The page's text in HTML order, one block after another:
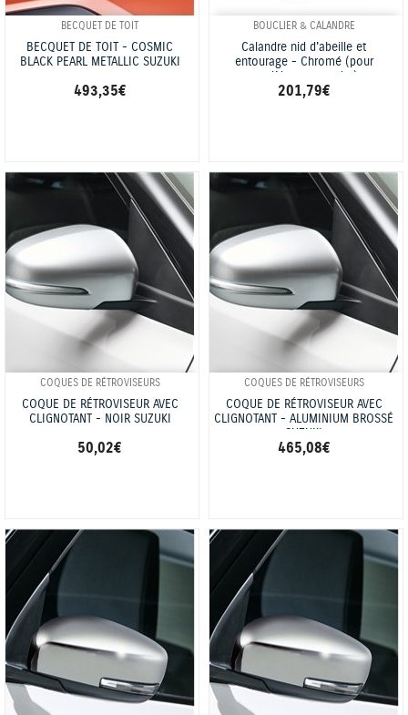
BECQUET DE TOIT
BECQUET DE TOIT - COSMIC
BLACK PEARL METALLIC SUZUKI
493,35 €
BOUCLIER & CALANDRE
Calandre nid d'abeille et
entourage - Chromé (pour
modèles avec radar)
201,79 €
COQUES DE RÉTROVISEURS
COQUE DE RÉTROVISEUR AVEC
CLIGNOTANT - NOIR SUZUKI
50,02 €
COQUES DE RÉTROVISEURS
COQUE DE RÉTROVISEUR AVEC
CLIGNOTANT - ALUMINIUM BROSSÉ
SUZUKI
465,08 €